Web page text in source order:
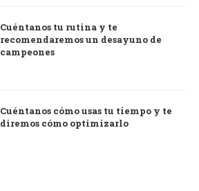
Cuéntanos tu rutina y te
recomendaremos un desayuno de
campeones
Cuéntanos cómo usas tu tiempo y te
diremos cómo optimizarlo